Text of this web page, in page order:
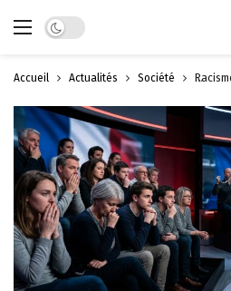
Dark mode
Accueil Actualités Société